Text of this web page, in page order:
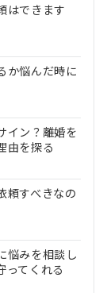
はできます
か悩んだ時に
イン？離婚を
由を探る
頼すべきなの
悩みを相談し
ってくれる